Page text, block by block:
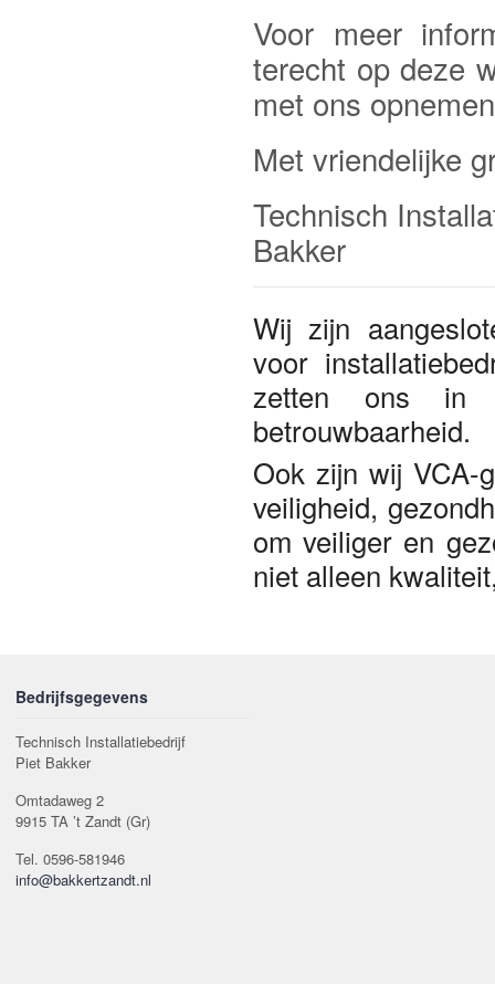
Voor meer
terecht op deze
met ons
Met vriendelijke
Technisch
Bakker
Wij zijn
voor
zetten ons in
betrouwbaarheid.
Ook zijn wij VCA-
veiligheid,
om veiliger en
niet alleen
Bedrijfsgegevens
Technisch Installatiebedrijf
Piet Bakker
Omtadaweg 2
9915 TA ’t Zandt (Gr)
Tel. 0596-581946
info@bakkertzandt.nl